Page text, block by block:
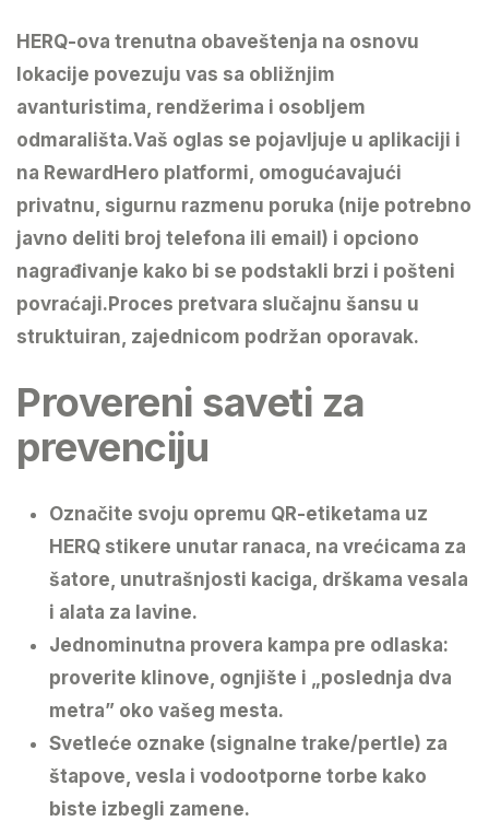
HERQ-ova trenutna obaveštenja na osnovu
lokacije povezuju vas sa obližnjim
avanturistima, rendžerima i osobljem
odmarališta.Vaš oglas se pojavljuje u aplikaciji i
na RewardHero platformi, omogućavajući
privatnu, sigurnu razmenu poruka (nije potrebno
javno deliti broj telefona ili email) i opciono
nagrađivanje kako bi se podstakli brzi i pošteni
povraćaji.Proces pretvara slučajnu šansu u
struktuiran, zajednicom podržan oporavak.
Provereni saveti za
prevenciju
Označite svoju opremu QR-etiketama uz
HERQ stikere unutar ranaca, na vrećicama za
šatore, unutrašnjosti kaciga, drškama vesala
i alata za lavine.
Jednominutna provera kampa pre odlaska:
proverite klinove, ognjište i „poslednja dva
metra” oko vašeg mesta.
Svetleće oznake (signalne trake/pertle) za
štapove, vesla i vodootporne torbe kako
biste izbegli zamene.